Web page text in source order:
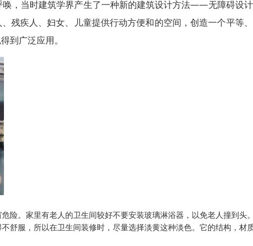
，当时建筑学界产生了一种新的建筑设计方法——无障碍设
残疾人、妇女、儿童提供行动方便和的空间，创造一个平等
到广泛应用。
险。家里有老人的卫生间较好不要安装玻璃淋浴器，以免老人撞到头
舒服，所以在卫生间装修时，尽量选择淡黄这种淡色。它的结构，材